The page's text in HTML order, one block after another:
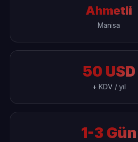
Ahmetli
Manisa
50 USD
+ KDV / yıl
1-3 Gün